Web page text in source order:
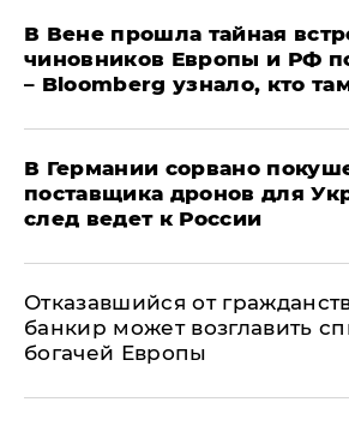
В Вене прошла тайная
чиновников Европы и РФ
– Bloomberg узнало, кто
​В Германии сорвано
поставщика дронов для
след ведет к России
Отказавшийся от
банкир может возглавить
богачей Европы